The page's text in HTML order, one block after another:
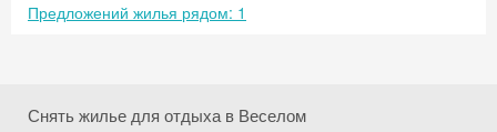
Предложений жилья рядом: 1
Снять жилье для отдыха в Веселом
Получить промокод